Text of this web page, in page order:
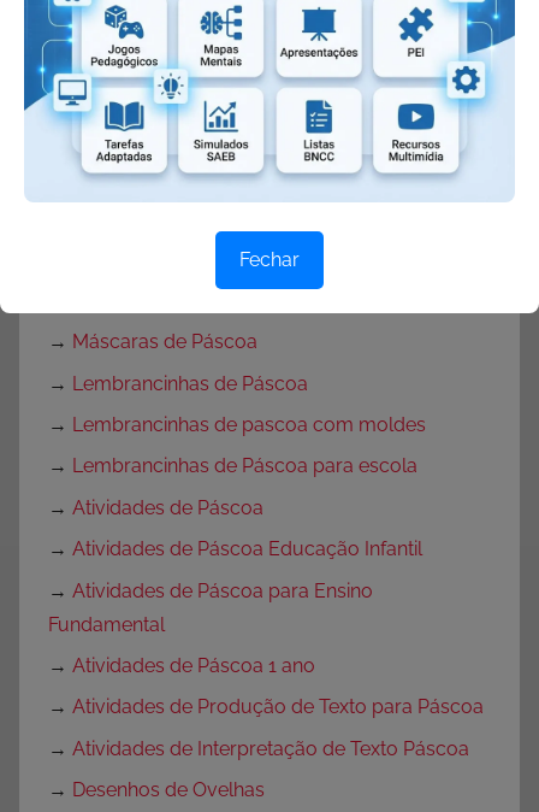
→Frases de Páscoa
→ Músicas de Páscoa
→Música Coelhinho de Páscoa
Músicas do Coelho da Páscoa
Símbolos da Páscoa
Dinâmicas de Páscoa
→ Máscaras de Páscoa
→ Lembrancinhas de Páscoa
→ Lembrancinhas de pascoa com moldes
→ Lembrancinhas de Páscoa para escola
→ Atividades de Páscoa
→ Atividades de Páscoa Educação Infantil
→ Atividades de Páscoa para Ensino
Fundamental
→ Atividades de Páscoa 1 ano
→ Atividades de Produção de Texto para Páscoa
→ Atividades de Interpretação de Texto Páscoa
→ Desenhos de Ovelhas
Fechar